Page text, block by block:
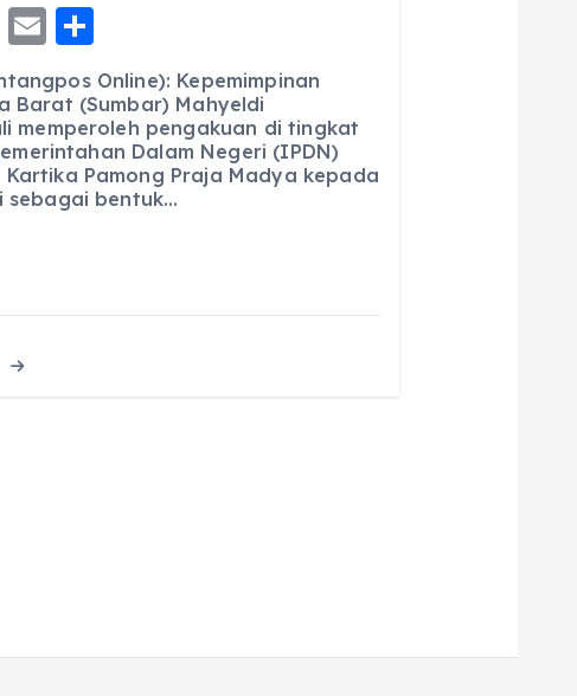
M
e
ss
e
n
g
E
ai
l
h
a
re
Online): Kepemimpinan
Barat (Sumbar) Mahyeldi
memperoleh pengakuan di tingkat
Dalam Negeri (IPDN)
Pamong Praja Madya kepada
sebagai bentuk…